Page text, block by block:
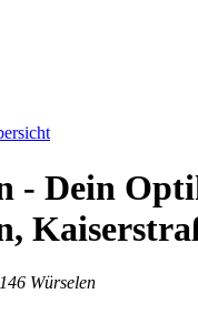
- Dein
Würselen